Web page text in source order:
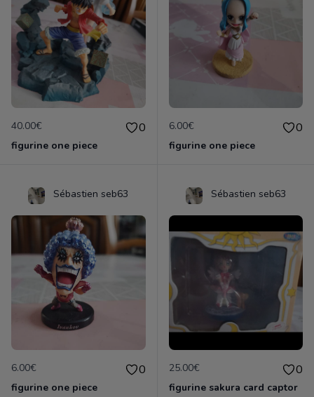
40.00€ 0
figurine one piece
6.00€ 0
figurine one piece
Sébastien seb63
6.00€ 0
figurine one piece
Sébastien seb63
25.00€ 0
figurine sakura card captor